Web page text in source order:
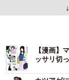
【漫画】
ッサリ切